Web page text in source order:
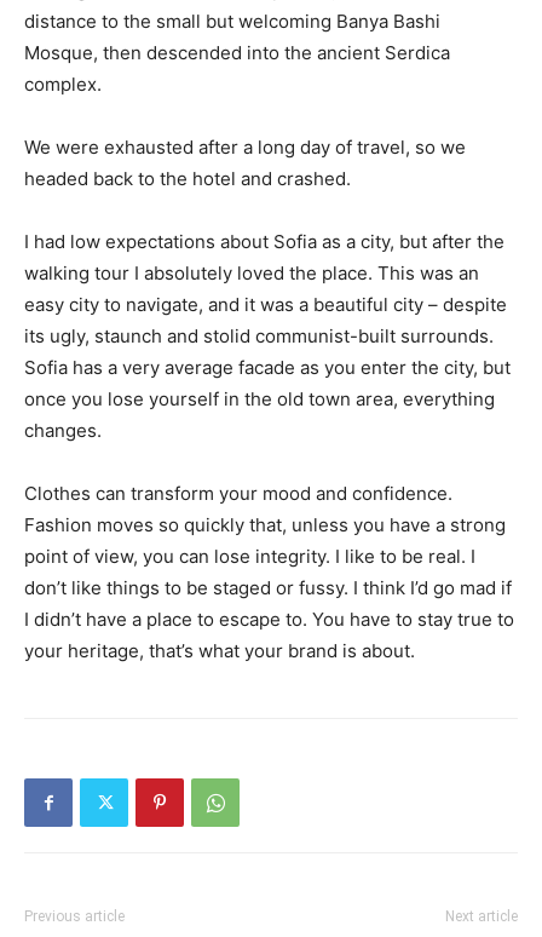
distance to the small but welcoming Banya Bashi
Mosque, then descended into the ancient Serdica
complex.
We were exhausted after a long day of travel, so we
headed back to the hotel and crashed.
I had low expectations about Sofia as a city, but after the
walking tour I absolutely loved the place. This was an
easy city to navigate, and it was a beautiful city – despite
its ugly, staunch and stolid communist-built surrounds.
Sofia has a very average facade as you enter the city, but
once you lose yourself in the old town area, everything
changes.
Clothes can transform your mood and confidence.
Fashion moves so quickly that, unless you have a strong
point of view, you can lose integrity. I like to be real. I
don’t like things to be staged or fussy. I think I’d go mad if
I didn’t have a place to escape to. You have to stay true to
your heritage, that’s what your brand is about.
Previous article Next article